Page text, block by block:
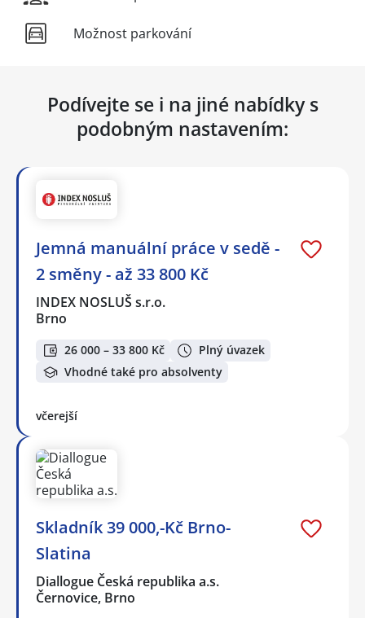
Možnost parkování
Podívejte se i na jiné nabídky s
podobným nastavením:
Jemná manuální práce v sedě -
2 směny - až 33 800 Kč
INDEX NOSLUŠ s.r.o.
Brno
26 000 – 33 800 Kč
Plný úvazek
Vhodné také pro absolventy
včerejší
Skladník 39 000,-Kč Brno-
Slatina
Diallogue Česká republika a.s.
Černovice, Brno